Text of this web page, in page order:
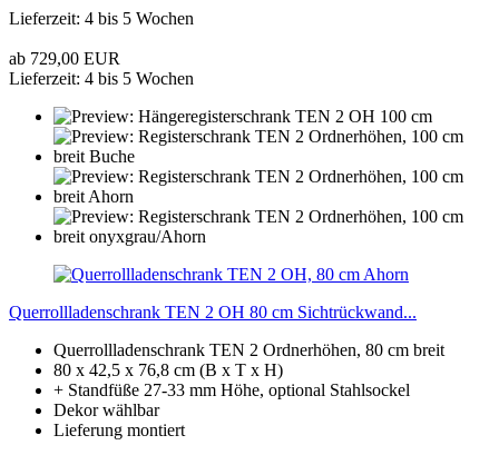
Lieferzeit: 4 bis 5 Wochen
ab 729,00 EUR
Lieferzeit: 4 bis 5 Wochen
Querrollladenschrank TEN 2 OH 80 cm Sichtrückwand...
Querrollladenschrank TEN 2 Ordnerhöhen, 80 cm breit
80 x 42,5 x 76,8 cm (B x T x H)
+ Standfüße 27-33 mm Höhe, optional Stahlsockel
Dekor wählbar
Lieferung montiert